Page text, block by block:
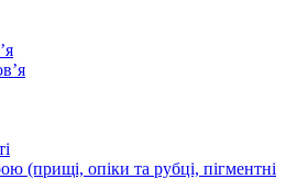
(прищі, опіки та рубці, пігментні